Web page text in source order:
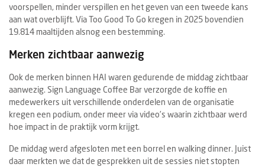
voorspellen, minder verspillen en het geven van een tweede kans
aan wat overblijft. Via Too Good To Go kregen in 2025 bovendien
19.814 maaltijden alsnog een bestemming.
Merken zichtbaar aanwezig
Ook de merken binnen HAI waren gedurende de middag zichtbaar
aanwezig. Sign Language Coffee Bar verzorgde de koffie en
medewerkers uit verschillende onderdelen van de organisatie
kregen een podium, onder meer via video’s waarin zichtbaar werd
hoe impact in de praktijk vorm krijgt.
De middag werd afgesloten met een borrel en walking dinner. Juist
daar merkten we dat de gesprekken uit de sessies niet stopten